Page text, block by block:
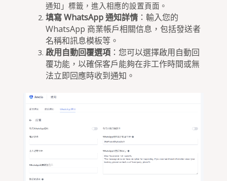
通知」標籤，進入相應的設置頁面。
填寫 WhatsApp 通知詳情：輸入您的
WhatsApp 商業帳戶相關信息，包括發送者
名稱和訊息模板等。
啟用自動回覆選項：您可以選擇啟用自動回
覆功能，以確保客戶能夠在非工作時間或無
法立即回應時收到通知。